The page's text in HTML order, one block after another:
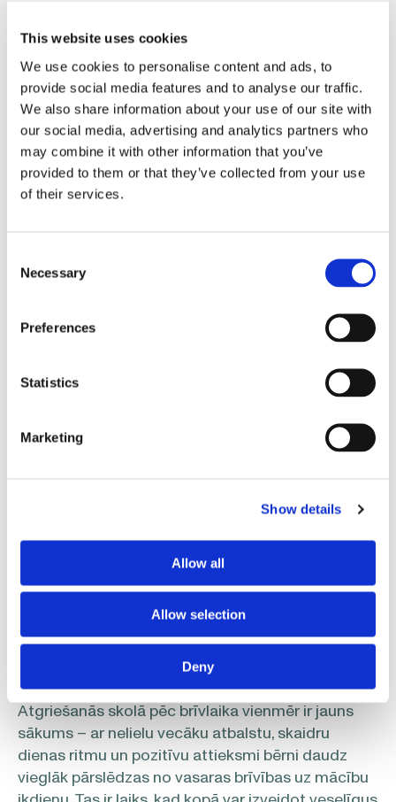
This website uses cookies
We use cookies to personalise content and ads, to
provide social media features and to analyse our traffic.
We also share information about your use of our site with
our social media, advertising and analytics partners who
may combine it with other information that you’ve
provided to them or that they’ve collected from your use
of their services.
Selection
Necessary
Preferences
Statistics
Marketing
Show details
Allow all
Allow selection
Deny
3. Dot iespēju sagatavoties skolai patstāvīgi
Bērni un jaunieši jūtas emocionāli gatavāki skolai,
ja viņiem tiek dota iespēja uzņemties atbildību par
mazām ikdienas lietām. Ļaujiet arī mazākam
bērnam pašam sakārtot skolas somu, izvēlēties
apģērbu vai iekārtot savu mācību vietu
izmantot – veicina atbildības sajūtu un motivāciju
emocionālo gatavību jaunajam mācību gadam.
Optimistiska un atbalstoša attieksme palīdz
ļauj bērniem pašiem izvēlēties apģērbu, skolas
piederumus vai iesaistās citās pozitīvās
aktivitātēs. Sarunas par to, kas bērnu gaida skolā
– draugi, interesantas nodarbības, jauni
piedzīvojumi – palīdz mazināt satraukumu un
Atgriešanās skolā pēc brīvlaika vienmēr ir jauns
sākums – ar nelielu vecāku atbalstu, skaidru
dienas ritmu un pozitīvu attieksmi bērni daudz
vieglāk pārslēdzas no vasaras brīvības uz mācību